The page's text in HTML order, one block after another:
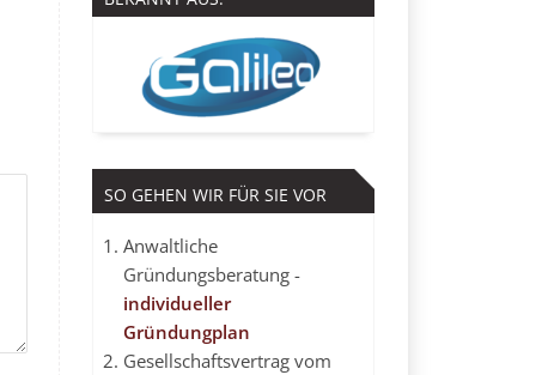
SO GEHEN WIR FÜR SIE VOR
Anwaltliche
Gründungsberatung -
individueller
Gründungplan
Gesellschaftsvertrag vom